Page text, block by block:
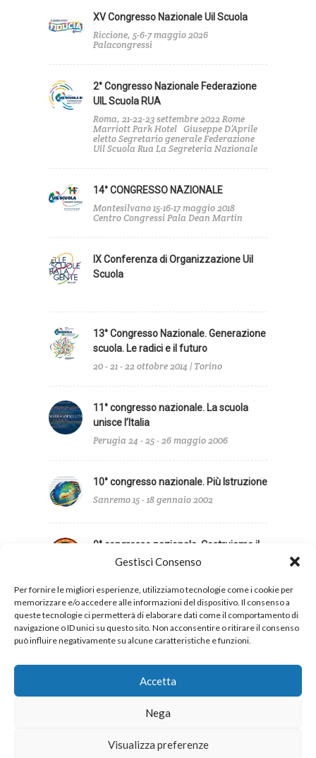
Gestisci Consenso
Per fornire le migliori esperienze, utilizziamo tecnologie come i cookie per
memorizzare e/o accedere alle informazioni del dispositivo. Il consenso a
queste tecnologie ci permetterà di elaborare dati come il comportamento di
navigazione o ID unici su questo sito. Non acconsentire o ritirare il consenso
può influire negativamente su alcune caratteristiche e funzioni.
Accetta
Nega
Visualizza preferenze
XV Congresso Nazionale Uil Scuola
Riccione, 5-6-7 maggio 2026
Palacongressi
2° Congresso Nazionale Federazione
UIL Scuola RUA
Roma, 21-22-23 settembre 2022 Rome
Marriott Park Hotel Giuseppe D’Aprile
eletto Segretario generale Federazione
Uil Scuola Rua La Segreteria Nazionale
14° CONGRESSO NAZIONALE
Montesilvano 15-16-17 maggio 2018
Centro Congressi Pala Dean Martin
IX Conferenza di Organizzazione Uil
Scuola
13° Congresso Nazionale. Generazione
scuola. Le radici e il futuro
20 - 21 - 22 ottobre 2014 | Torino
11° congresso nazionale. La scuola
unisce l’Italia
Perugia 24 - 25 - 26 maggio 2006
10° congresso nazionale. Più Istruzione
Sanremo 15 - 18 gennaio 2002
9° congresso nazionale. Costruiamo il
futuro dei giovani
Cookies